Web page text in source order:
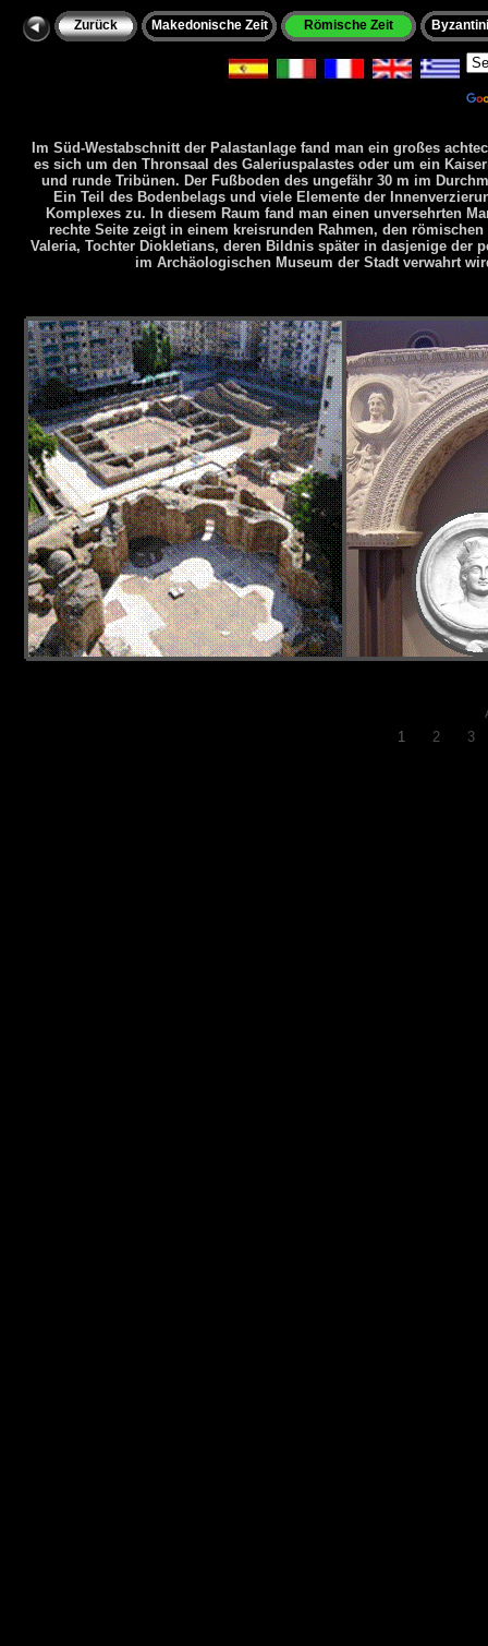
Im Süd-Westabschnitt der Palastanlage fand man ein großes
es sich um den Thronsaal des Galeriuspalastes oder um ein
und runde Tribünen. Der Fußboden des ungefähr 30 m im
Ein Teil des Bodenbelags und viele Elemente der
Komplexes zu. In diesem Raum fand man einen unversehrten
rechte Seite zeigt in einem kreisrunden Rahmen, den
Valeria, Tochter Diokletians, deren Bildnis später in dasjenige
im Archäologischen Museum der Stadt verwahrt
Zurück Makedonische Zeit Römische Zeit
1 2 3